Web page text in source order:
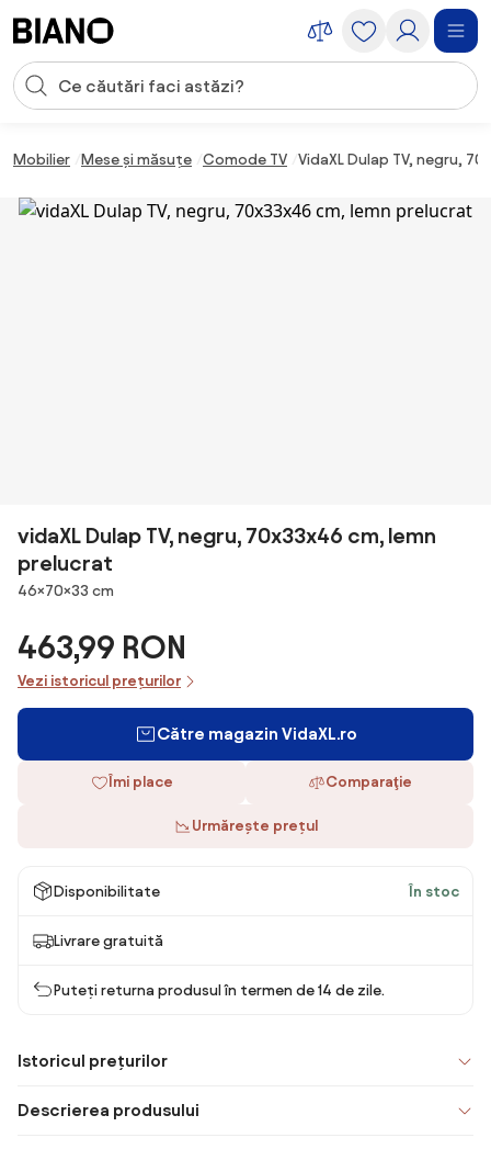
Introducerea căutării
Mobilier Mese și măsuțe Comode TV VidaXL Dulap TV, negru,
vidaXL Dulap TV, negru, 70x33x46 cm, lemn
prelucrat
Dimensiuni
46×70×33 cm
463,99 RON
Vezi istoricul prețurilor
Către magazin VidaXL.ro
Îmi place Comparaţie
Urmărește prețul
Disponibilitate În stoc
Livrare gratuită
Puteți returna produsul în termen de 14 de zile.
Istoricul prețurilor
Descrierea produsului